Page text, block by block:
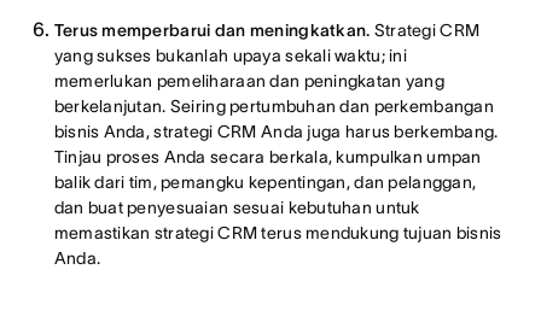
Terus memperbarui dan meningkatkan. Strategi CRM
yang sukses bukanlah upaya sekali waktu; ini
memerlukan pemeliharaan dan peningkatan yang
berkelanjutan. Seiring pertumbuhan dan perkembangan
bisnis Anda, strategi CRM Anda juga harus berkembang.
Tinjau proses Anda secara berkala, kumpulkan umpan
balik dari tim, pemangku kepentingan, dan pelanggan,
dan buat penyesuaian sesuai kebutuhan untuk
memastikan strategi CRM terus mendukung tujuan bisnis
Anda.